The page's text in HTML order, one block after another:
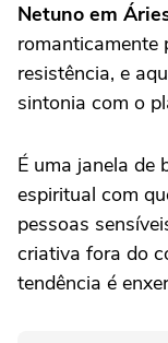
Netuno em
romanticamente
resistência, e
sintonia com o
É uma janela de
espiritual com
pessoas
criativa fora do
tendência é